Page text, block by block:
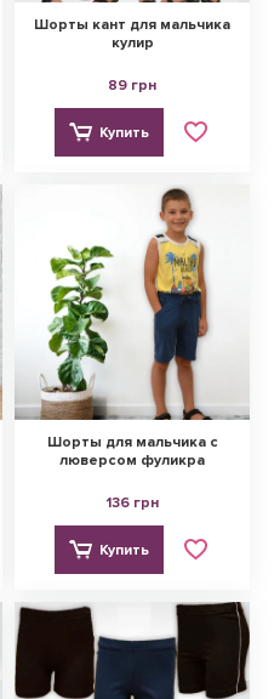
Шорты кант для мальчика
кулир
89 грн
Купить
Шорты для мальчика с
люверсом фуликра
136 грн
Купить